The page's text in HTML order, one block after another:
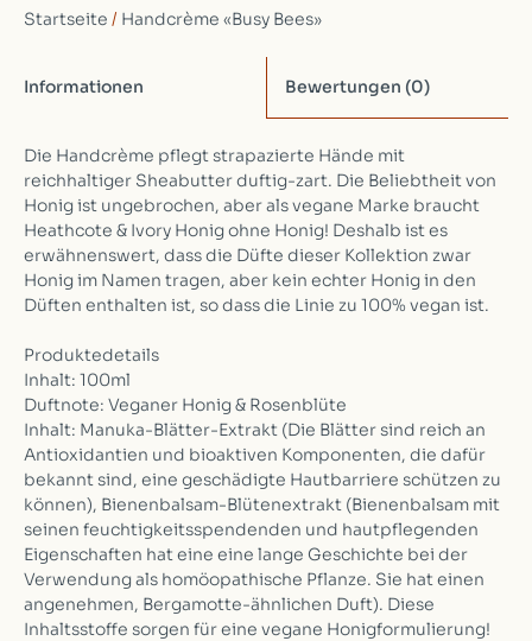
Startseite / Handcrème «Busy Bees»
Informationen Bewertungen (0)
Die Handcrème pflegt strapazierte Hände mit
reichhaltiger Sheabutter duftig-zart. Die Beliebtheit von
Honig ist ungebrochen, aber als vegane Marke braucht
Heathcote & Ivory Honig ohne Honig! Deshalb ist es
erwähnenswert, dass die Düfte dieser Kollektion zwar
Honig im Namen tragen, aber kein echter Honig in den
Düften enthalten ist, so dass die Linie zu 100% vegan ist.
Produktedetails
Inhalt: 100ml
Duftnote: Veganer Honig & Rosenblüte
Inhalt: Manuka-Blätter-Extrakt (Die Blätter sind reich an
Antioxidantien und bioaktiven Komponenten, die dafür
bekannt sind, eine geschädigte Hautbarriere schützen zu
können), Bienenbalsam-Blütenextrakt (Bienenbalsam mit
seinen feuchtigkeitsspendenden und hautpflegenden
Eigenschaften hat eine eine lange Geschichte bei der
Verwendung als homöopathische Pflanze. Sie hat einen
angenehmen, Bergamotte-ähnlichen Duft). Diese
Inhaltsstoffe sorgen für eine vegane Honigformulierung!